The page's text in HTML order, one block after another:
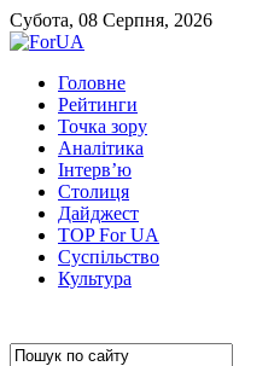
Субота, 08 Серпня, 2026
Головне
Рейтинги
Точка зору
Аналітика
Інтерв’ю
Столиця
Дайджест
TOP For UA
Суспiльство
Культура